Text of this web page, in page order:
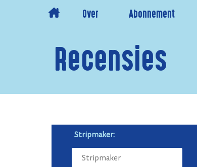
Over Abonnement
Recensies
Stripmaker: